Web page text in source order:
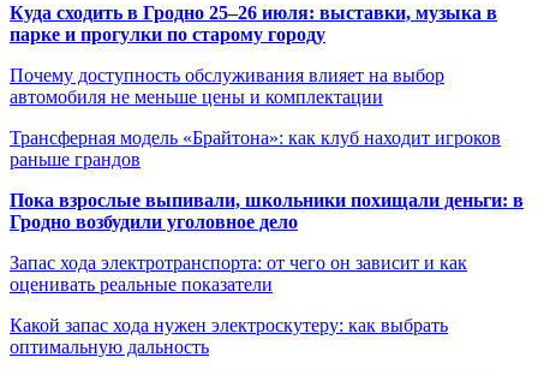
Куда сходить в Гродно 25–26 июля: выставки, музыка в
парке и прогулки по старому городу
Почему доступность обслуживания влияет на выбор
автомобиля не меньше цены и комплектации
Трансферная модель «Брайтона»: как клуб находит игроков
раньше грандов
Пока взрослые выпивали, школьники похищали деньги: в
Гродно возбудили уголовное дело
Запас хода электротранспорта: от чего он зависит и как
оценивать реальные показатели
Какой запас хода нужен электроскутеру: как выбрать
оптимальную дальность